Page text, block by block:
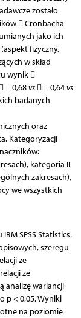
zostało
 Cronbacha
jako ich
fizyczny,
w skład
wynik 
= 0,68vs = 0,64vs
badanych
oraz
Kategoryzacji
kategoria II
zakresach),
we wszystkich
SPSS Statistics.
szeregu
ze
ze
analizę wariancji
p < 0,05. Wyniki
na poziomie